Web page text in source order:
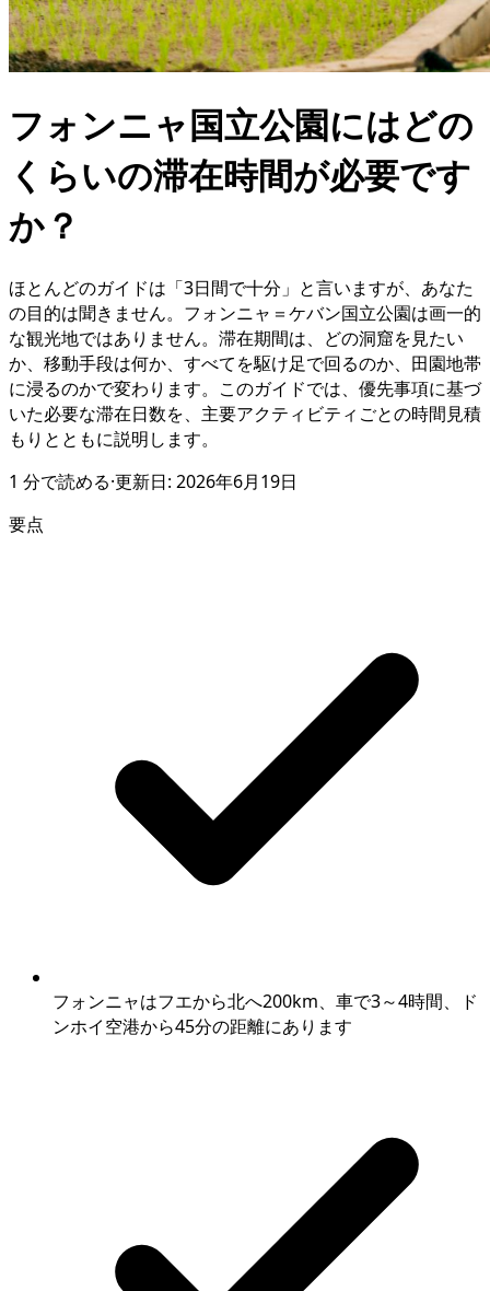
フォンニャ国立公園にはどの
くらいの滞在時間が必要です
か？
ほとんどのガイドは「3日間で十分」と言いますが、あなた
の目的は聞きません。フォンニャ＝ケバン国立公園は画一的
な観光地ではありません。滞在期間は、どの洞窟を見たい
か、移動手段は何か、すべてを駆け足で回るのか、田園地帯
に浸るのかで変わります。このガイドでは、優先事項に基づ
いた必要な滞在日数を、主要アクティビティごとの時間見積
もりとともに説明します。
1 分で読める·更新日: 2026年6月19日
要点
フォンニャはフエから北へ200km、車で3～4時間、ド
ンホイ空港から45分の距離にあります